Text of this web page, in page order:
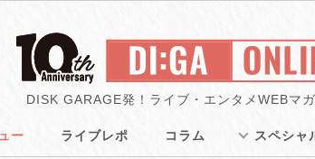
DISK GARAGE発！ライブ・エンタメWEBマ
ー ライブレポ コラム スペシャ